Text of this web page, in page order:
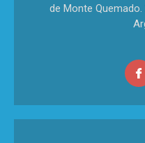
de Monte